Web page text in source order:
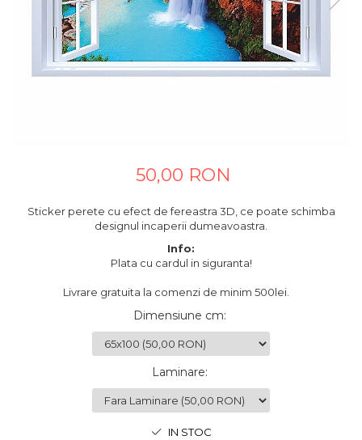
Tablouri canvas personalizate
50,00 RON
Sticker perete cu efect de fereastra 3D, ce poate schimba
designul incaperii dumeavoastra.
Info:
Plata cu cardul in siguranta!
Livrare gratuita la comenzi de minim 500lei.
Dimensiune cm:
Laminare:
IN STOC